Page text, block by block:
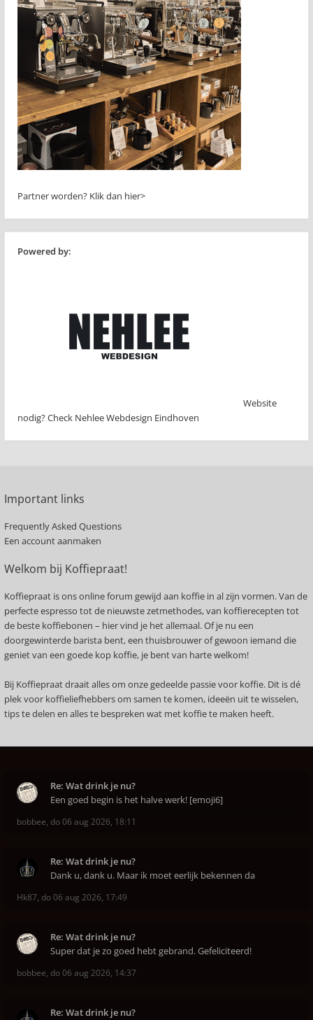
Partner worden? Klik dan hier>
Powered by:
Website
nodig? Check Nehlee Webdesign Eindhoven
Important links
Frequently Asked Questions
Een account aanmaken
Welkom bij Koffiepraat!
Koffiepraat is ons online forum gewijd aan koffie in al zijn vormen. Van de
perfecte espresso tot de nieuwste zetmethodes, van koffierecepten tot
de beste koffiebonen – hier vind je het allemaal. Of je nu een
doorgewinterde barista bent, een thuisbrouwer of gewoon iemand die
geniet van een goede kop koffie, je bent van harte welkom!
Bij Koffiepraat draait alles om onze gedeelde passie voor koffie. Dit is dé
plek voor koffieliefhebbers om samen te komen, ideeën uit te wisselen,
tips te delen en alles te bespreken wat met koffie te maken heeft.
Re: Wat drink je nu?
Een goed begin is het halve werk! [emoji6]
bobbee, do 06 aug 2026, 18:11
Re: Wat drink je nu?
Dank u, dank u. Maar ik moet eerlijk bekennen da
Hk87, do 06 aug 2026, 17:49
Re: Wat drink je nu?
Super dat je zo goed hebt gebrand. Gefeliciteerd!
bobbee, do 06 aug 2026, 14:37
Re: Wat drink je nu?